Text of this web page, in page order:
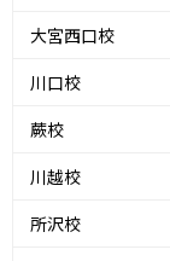
大宮西口校
川口校
蕨校
川越校
所沢校